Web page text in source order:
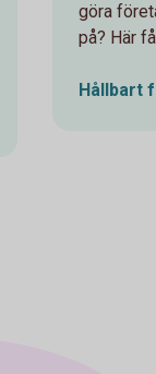
göra
på? Här
Hållbart